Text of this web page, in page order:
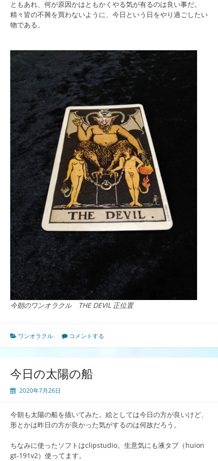
ともあれ、何が原因かはともかくやる気が有るのは良い事だ。
精々皆の不興を買わないように、今日という日をやり過ごしたい
物である。
今朝のワンオラクル THE DEVIL 正位置
ワンオラクル コメントする
今日の太陽の船
2020年7月26日
今朝も太陽の船を描いてみた。絵としては今日の方が良いけど、
形とかは昨日の方が良かった気がするのは何故だろう。
ちなみに使ったソフトはclipstudio。生意気にも液タブ（huion
gt-191v2）使ってます。